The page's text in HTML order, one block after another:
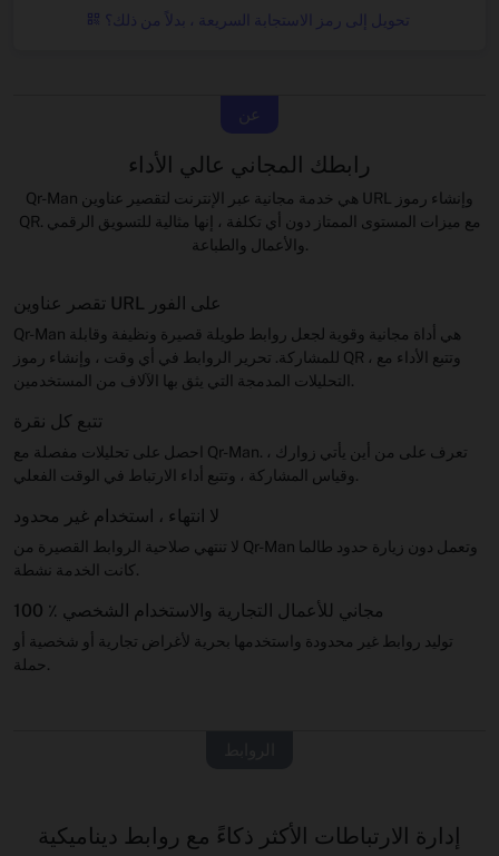
تحويل إلى رمز الاستجابة السريعة ، بدلاً من ذلك؟
عن
رابطك المجاني عالي الأداء
Qr-Man هي خدمة مجانية عبر الإنترنت لتقصير عناوين URL وإنشاء رموز
QR. مع ميزات المستوى الممتاز دون أي تكلفة ، إنها مثالية للتسويق الرقمي
تقصر عناوين URL على الفور
Qr-Man هي أداة مجانية وقوية لجعل روابط طويلة قصيرة ونظيفة وقابلة
للمشاركة. تحرير الروابط في أي وقت ، وإنشاء رموز QR ، وتتبع الأداء مع
تتبع كل نقرة
احصل على تحليلات مفصلة مع Qr-Man. تعرف على من أين يأتي زوارك ،
لا انتهاء ، استخدام غير محدود
لا تنتهي صلاحية الروابط القصيرة من Qr-Man وتعمل دون زيارة حدود طالما
100 ٪ مجاني للأعمال التجارية والاستخدام الشخصي
توليد روابط غير محدودة واستخدمها بحرية لأغراض تجارية أو شخصية أو
إدارة الارتباطات الأكثر ذكاءً مع روابط ديناميكية